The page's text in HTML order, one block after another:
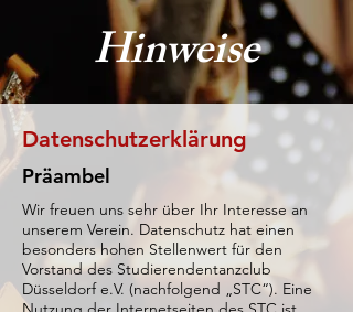
Hinweise
Datenschutzerklärung
Präambel
Wir freuen uns sehr über Ihr Interesse an
unserem Verein. Datenschutz hat einen
besonders hohen Stellenwert für den
Vorstand des Studierendentanzclub
Düsseldorf e.V. (nachfolgend „STC“). Eine